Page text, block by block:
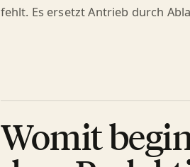
fehlt. Es ersetzt Antrieb durch
Womit